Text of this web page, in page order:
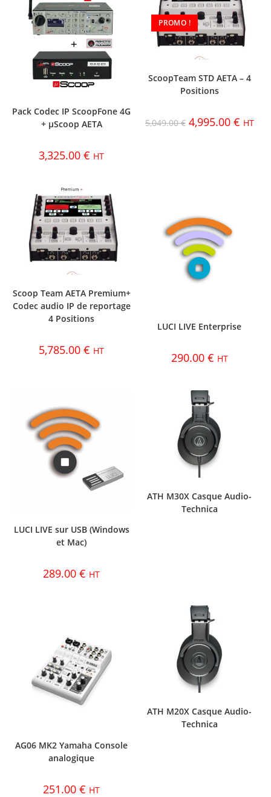
Pack Codec IP ScoopFone 4G
+ µScoop AETA
3,325.00€ HT
PROMO !
ScoopTeam STD AETA – 4
Positions
5,049.00€ 4,995.00 € HT
Scoop Team AETA Premium+
Codec audio IP de reportage
4 Positions
5,785.00€ HT
LUCI LIVE Enterprise
290.00 € HT
LUCI LIVE sur USB (Windows
et Mac)
289.00€ HT
ATH M30X Casque Audio-
Technica
AG06 MK2 Yamaha Console
analogique
251.00€ HT
ATH M20X Casque Audio-
Technica